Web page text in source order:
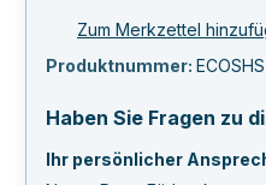
Zum Merkzettel
Produktnummer:
Haben Sie Fragen zu
Ihr persönlicher